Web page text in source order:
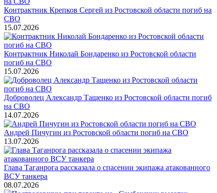
Контрактник Крепков Сергей из Ростовской области погиб на
СВО
15.07.2026
Контрактник Николай Бондаренко из Ростовской области
погиб на СВО
15.07.2026
Доброволец Александр Тащенко из Ростовской области погиб
на СВО
14.07.2026
Андрей Пичугин из Ростовской области погиб на СВО
13.07.2026
Глава Таганрога рассказала о спасении экипажа атакованного
ВСУ танкера
08.07.2026